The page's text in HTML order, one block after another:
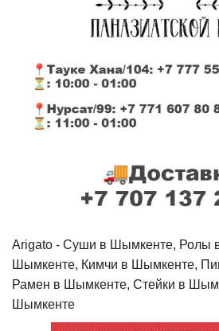
Arigato - Cуши в Шымкенте, Ролы
Шымкенте, Кимчи в Шымкенте,
Рамен в Шымкенте, Стейки в
Шымкенте